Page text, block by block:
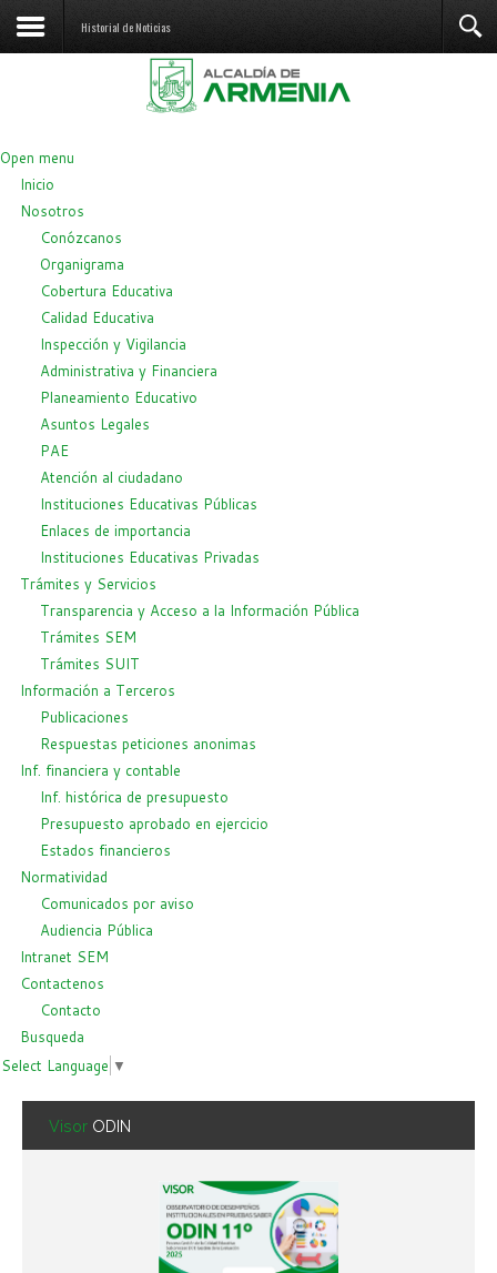
Historial de Noticias
Open menu
Inicio
Nosotros
Conózcanos
Organigrama
Cobertura Educativa
Calidad Educativa
Inspección y Vigilancia
Administrativa y Financiera
Planeamiento Educativo
Asuntos Legales
PAE
Atención al ciudadano
Instituciones Educativas Públicas
Enlaces de importancia
Instituciones Educativas Privadas
Trámites y Servicios
Transparencia y Acceso a la Información Pública
Trámites SEM
Trámites SUIT
Información a Terceros
Publicaciones
Respuestas peticiones anonimas
Inf. financiera y contable
Inf. histórica de presupuesto
Presupuesto aprobado en ejercicio
Estados financieros
Normatividad
Comunicados por aviso
Audiencia Pública
Intranet SEM
Contactenos
Contacto
Busqueda
Select Language ▼
Visor ODIN